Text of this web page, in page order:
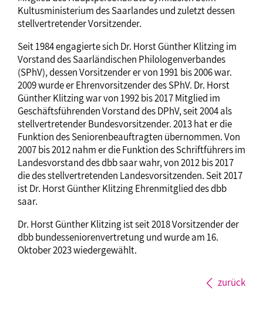
Kultusministerium des Saarlandes und zuletzt dessen
stellvertretender Vorsitzender.
Seit 1984 engagierte sich Dr. Horst Günther Klitzing im
Vorstand des Saarländischen Philologenverbandes
(SPhV), dessen Vorsitzender er von 1991 bis 2006 war.
2009 wurde er Ehrenvorsitzender des SPhV. Dr. Horst
Günther Klitzing war von 1992 bis 2017 Mitglied im
Geschäftsführenden Vorstand des DPhV, seit 2004 als
stellvertretender Bundesvorsitzender. 2013 hat er die
Funktion des Seniorenbeauftragten übernommen. Von
2007 bis 2012 nahm er die Funktion des Schriftführers im
Landesvorstand des dbb saar wahr, von 2012 bis 2017
die des stellvertretenden Landesvorsitzenden. Seit 2017
ist Dr. Horst Günther Klitzing Ehrenmitglied des dbb
saar.
Dr. Horst Günther Klitzing ist seit 2018 Vorsitzender der
dbb bundesseniorenvertretung und wurde am 16.
Oktober 2023 wiedergewählt.
zurück